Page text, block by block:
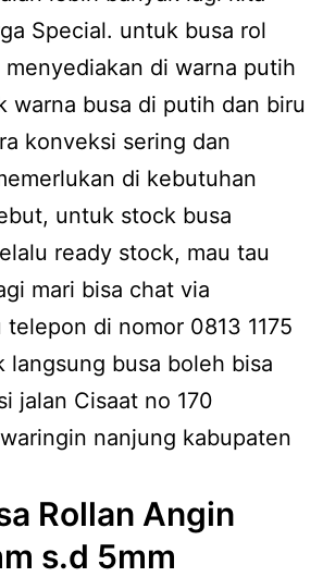
Special. untuk busa rol
di warna putih
warna busa di putih dan biru
konveksi sering dan
di kebutuhan
untuk stock busa
ready stock, mau tau
mari bisa chat via
di nomor 0813 1175
langsung busa boleh bisa
jalan Cisaat no 170
nanjung kabupaten
Rollan Angin
s.d 5mm